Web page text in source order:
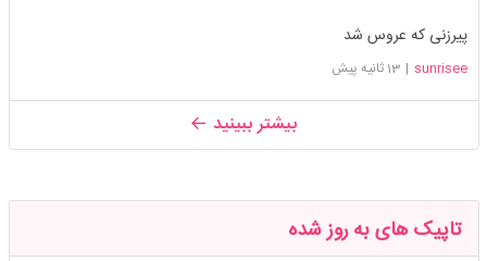
پیرزنی که عروس شد
sunrisee
| 13 ثانیه پیش
بیشتر ببینید
تاپیک های به روز شده